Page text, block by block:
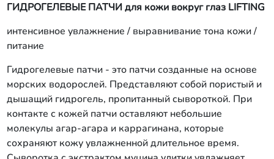
ГИДРОГЕЛЕВЫЕ ПАТЧИ для кожи вокруг глаз LIFTING
интенсивное увлажнение / выравнивание тона кожи /
питание
Гидрогелевые патчи - это патчи созданные на основе
морских водорослей. Представляют собой пористый и
дышащий гидрогель, пропитанный сывороткой. При
контакте с кожей патчи оставляют небольшие
молекулы агар-агара и карраги­нана, которые
сохраняют кожу увлажненной длительное время.